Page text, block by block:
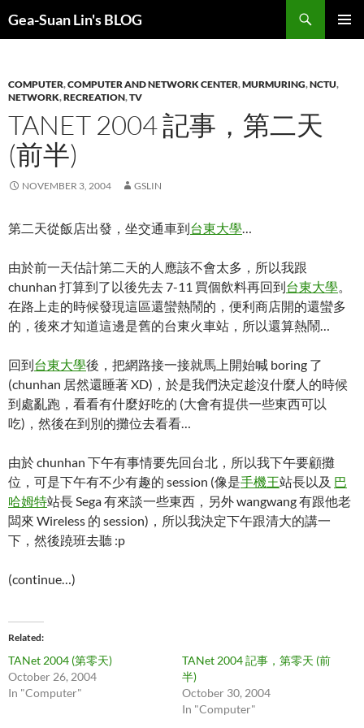
Gea-Suan Lin's BLOG
COMPUTER,COMPUTER AND NETWORK CENTER,MURMURING,NCTU,
NETWORK,RECREATION,TV
TANET 2004 記事，第二天
(前半)
NOVEMBER 3, 2004 GSLIN
第二天從飯店出發，坐交通車到台東大學…
由於前一天估計第二天的人應該不會太多，所以我跟
chunhan 打算到了以後先去 7-11 買個飲料再回到台東大學。
在路上走的時候發現這區還蠻熱鬧的，便利商店開的還蠻多
的，後來才知道這邊是舊的台東火車站，所以還算熱鬧…
回到台東大學後，把網路接一接就馬上開始喊 boring 了
(chunhan 居然還睡著 XD)，於是我們決定趁沒什麼人的時候
到處亂跑，看看有什麼好吃的 (大會有提供一些東西可以
吃)，然後在到別的攤位去看看…
由於 chunhan 下午有事情要先回台北，所以我下午要顧攤
位，可是下午有不少有趣的 session (像是手機王站長以及 巴
哈姆特站長 Sega 有來談一些東西，另外 wangwang 有跟他老
闆來 Wireless 的 session)，所以我決定下午跟清大的講一
下，然後蹺班去聽 :p
(continue…)
Related
TANet 2004 (第零天)
October 26, 2004
In "Computer"
TANet 2004 記事，第零天 (前
半)
October 30, 2004
In "Computer"